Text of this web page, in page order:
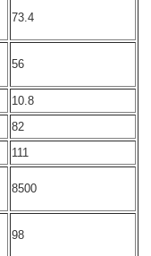
73.4
56
10.8
82
111
8500
98